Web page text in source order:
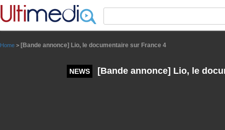
Home > [Bande annonce] Lio, le documentaire sur France 4
NEWS [Bande annonce] Lio, le
Panneau de gestion des cookies